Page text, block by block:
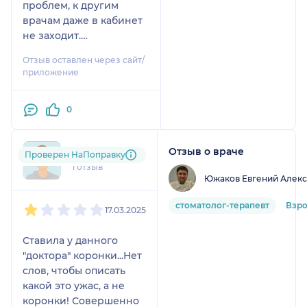
проблем, к другим
врачам даже в кабинет
не заходит.
Отзыв оставлен через сайт/
приложение
0
mai....@....ru
1 отзыв
Проверен НаПоправку
17.03.2025
Ставила у данного
"доктора" коронки...Нет
слов, чтобы описать
какой это ужас, а не
коронки! Совершенно
Отзыв о враче
Южаков Евгений
стоматолог-терапевт